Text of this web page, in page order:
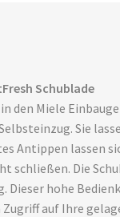
Schublade
den Miele
Sie
Antippen lassen
schließen. Die
Dieser hohe
Zugriff auf Ihre